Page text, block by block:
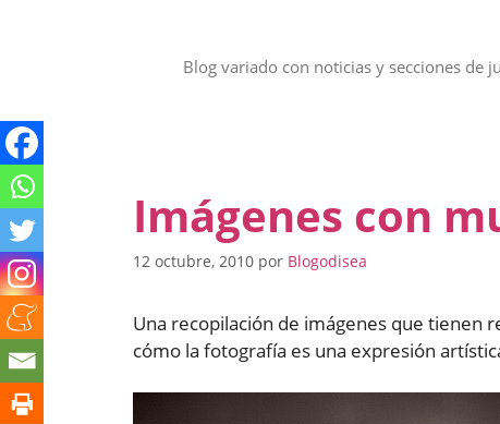
Blog variado con noticias y secciones de
Imágenes con
12 octubre, 2010 por Blogodisea
Una recopilación de imágenes que tienen
cómo la fotografía es una expresión